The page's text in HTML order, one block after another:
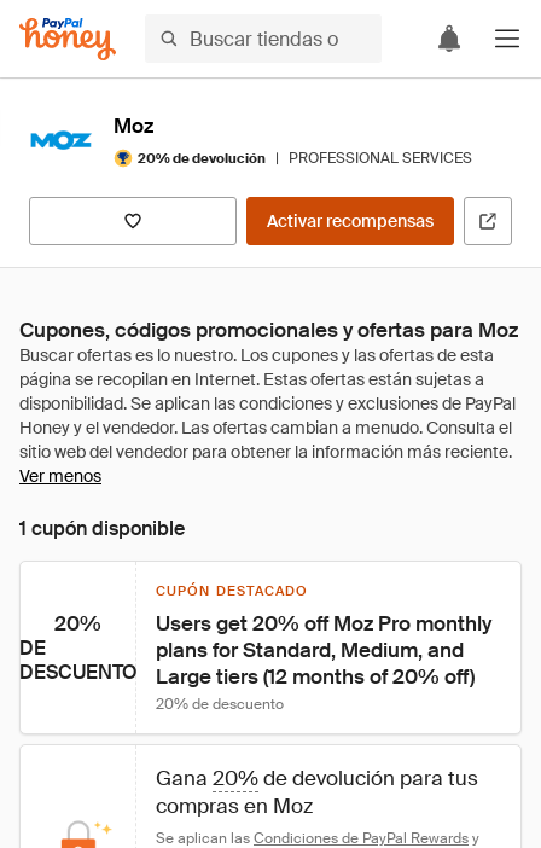
Moz
20% de devolución | PROFESSIONAL SERVICES
Activar recompensas
Cupones, códigos promocionales y ofertas para Moz
Ver menos
1 cupón disponible
20%
DE
DESCUENTO
CUPÓN DESTACADO
Users get 20% off Moz Pro monthly
plans for Standard, Medium, and
Large tiers (12 months of 20% off)
20% de descuento
Gana 20% de devolución para tus
compras en Moz
Se aplican las Condiciones de PayPal Rewards y